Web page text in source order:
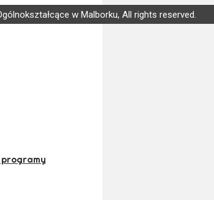
programy
w Malborku, All rights reserved.